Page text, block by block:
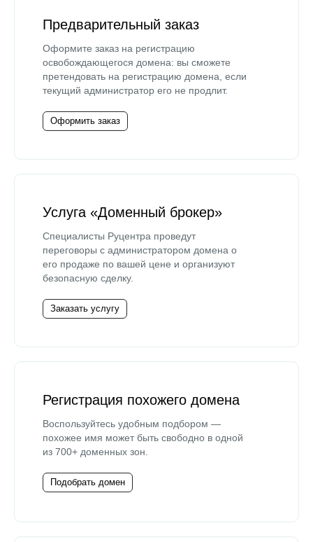
Предварительный заказ
Оформите заказ на регистрацию
освобождающегося домена: вы сможете
претендовать на регистрацию домена, если
текущий администратор его не продлит.
Оформить заказ
Услуга «Доменный брокер»
Специалисты Руцентра проведут
переговоры с администратором домена о
его продаже по вашей цене и организуют
безопасную сделку.
Заказать услугу
Регистрация похожего домена
Воспользуйтесь удобным подбором —
похожее имя может быть свободно в одной
из 700+ доменных зон.
Подобрать домен